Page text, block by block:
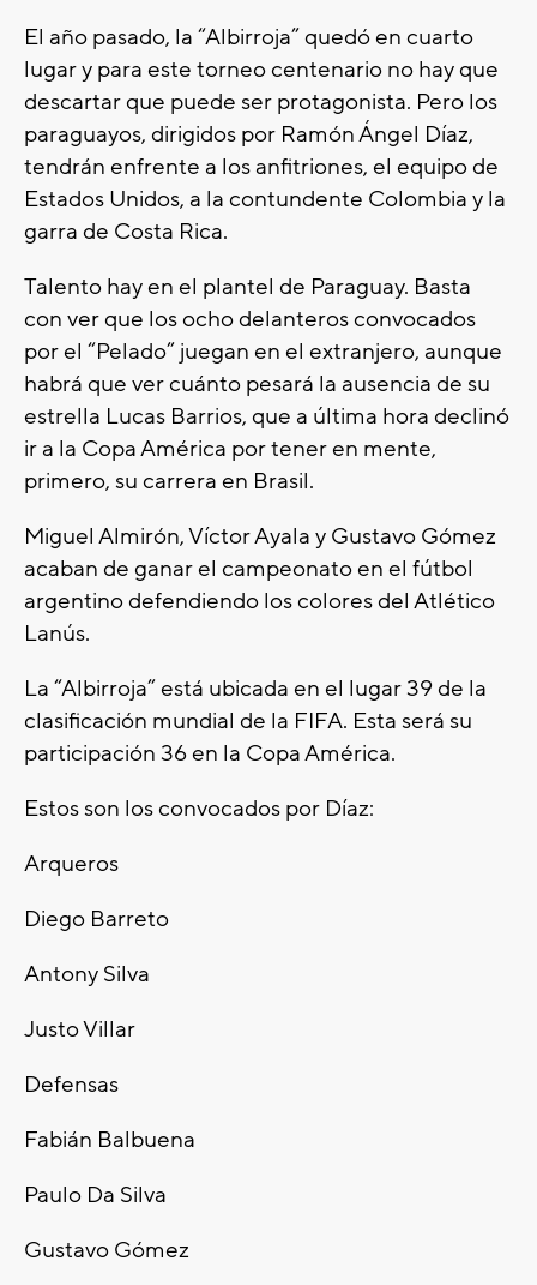
El año pasado, la “Albirroja” quedó en cuarto
lugar y para este torneo centenario no hay que
descartar que puede ser protagonista. Pero los
paraguayos, dirigidos por Ramón Ángel Díaz,
tendrán enfrente a los anfitriones, el equipo de
Estados Unidos, a la contundente Colombia y la
garra de Costa Rica.
Talento hay en el plantel de Paraguay. Basta
con ver que los ocho delanteros convocados
por el “Pelado” juegan en el extranjero, aunque
habrá que ver cuánto pesará la ausencia de su
estrella Lucas Barrios, que a última hora declinó
ir a la Copa América por tener en mente,
primero, su carrera en Brasil.
Miguel Almirón, Víctor Ayala y Gustavo Gómez
acaban de ganar el campeonato en el fútbol
argentino defendiendo los colores del Atlético
Lanús.
La “Albirroja” está ubicada en el lugar 39 de la
clasificación mundial de la FIFA. Esta será su
participación 36 en la Copa América.
Estos son los convocados por Díaz:
Arqueros
Diego Barreto
Antony Silva
Justo Villar
Defensas
Fabián Balbuena
Paulo Da Silva
Gustavo Gómez